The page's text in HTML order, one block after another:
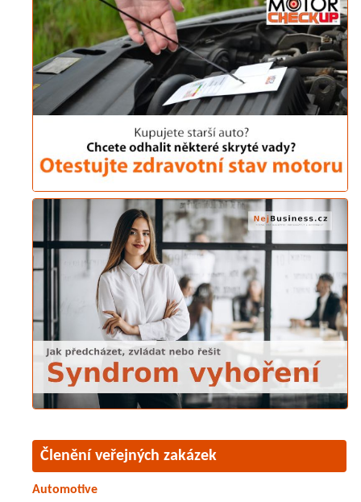
Členění veřejných zakázek
Automotive